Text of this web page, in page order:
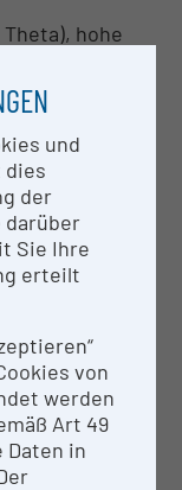
hohe
keV (GaliPix,
100
900
und
dies
der
Sie Ihre
erteilt
von
werden
Art 49
Daten in